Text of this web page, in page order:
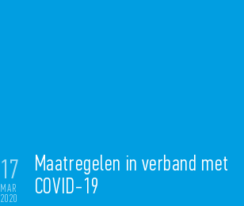
17
MAR
2020
Maatregelen in verband met
COVID-19